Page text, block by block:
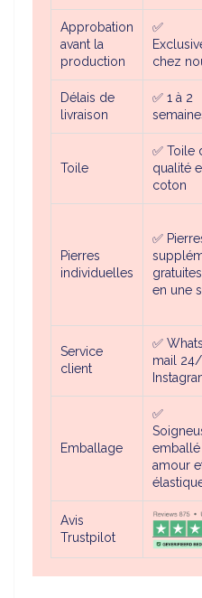
Approbation
avant la
production
✅
chez
Délais de
livraison
✅ 1 à 2
Toile
✅ Toile
qualité
coton
Pierres
individuelles
✅
en une
Service
client
✅
mail 24/
Emballage
✅
emballé
amour
Avis
Trustpilot